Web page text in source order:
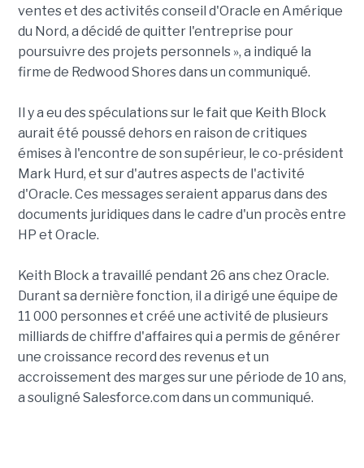
ventes et des activités conseil d'Oracle en Amérique
du Nord, a décidé de quitter l'entreprise pour
poursuivre des projets personnels », a indiqué la
firme de Redwood Shores dans un communiqué.
Il y a eu des spéculations sur le fait que Keith Block
aurait été poussé dehors en raison de critiques
émises à l'encontre de son supérieur, le co-président
Mark Hurd, et sur d'autres aspects de l'activité
d'Oracle. Ces messages seraient apparus dans des
documents juridiques dans le cadre d'un procès entre
HP et Oracle.
Keith Block a travaillé pendant 26 ans chez Oracle.
Durant sa dernière fonction, il a dirigé une équipe de
11 000 personnes et créé une activité de plusieurs
milliards de chiffre d'affaires qui a permis de générer
une croissance record des revenus et un
accroissement des marges sur une période de 10 ans,
a souligné Salesforce.com dans un communiqué.